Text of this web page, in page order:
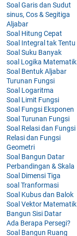
Soal Garis dan Sudut
sinus, Cos & Segitiga
Aljabar
Soal Hitung Cepat
Soal Integral tak Tentu
Soal Suku Banyak
soal Logika Matematik
Soal Bentuk Aljabar
Turunan Fungsi
Soal Logaritma
Soal Limit Fungsi
Soal Fungsi Eksponen
Soal Turunan Fungsi
Soal Relasi dan Fungsi
Relasi dan Fungsi
Geometri
Soal Bangun Datar
Perbandingan & Skala
Soal Dimensi Tiga
soal Tranformasi
Soal Kubus dan Balok
Soal Vektor Matematik
Bangun Sisi Datar
Ada Berapa Persegi?
Soal Bangun Ruang